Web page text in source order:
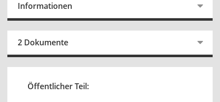
Informationen
2 Dokumente
Öffentlicher Teil: